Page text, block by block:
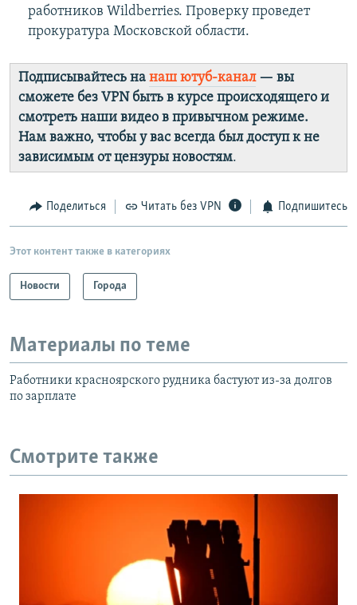
работников Wildberries. Проверку проведет
прокуратура Московской области.
Подписывайтесь на наш ютуб-канал— вы
сможете без VPN быть в курсе происходящего и
смотреть наши видео в привычном режиме.
Нам важно, чтобы у вас всегда был доступ к не
зависимым от цензуры новостям.
Поделиться Читать без VPN Подпишитесь
Этот контент также в категориях
Новости Города
Материалы по теме
Работники красноярского рудника бастуют из-за долгов
по зарплате
Смотрите также